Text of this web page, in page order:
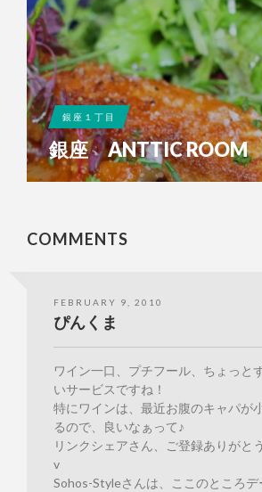
銀座１丁目
銀座 ANTTIC ROOM
COMMENTS
FEBRUARY 9, 2010
ぴんくま
ワイン一口、プチフール、ちょっと
いサービスですね！
特にワインは、最近お腹のキャパが
るので、良いなぁって♪
リンクシェアさん、ご登録ありがと
v
Sohos-Styleさんは、ここのところデ